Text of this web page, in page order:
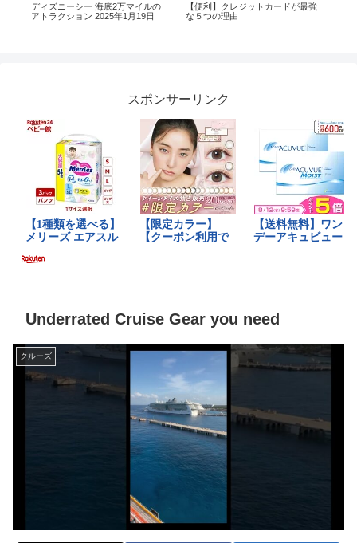
ディズニーシー 海底2万マイルの
アトラクション 2025年1月19日
【便利】クレジットカードが最強
な５つの理由
スポンサーリンク
Underrated Cruise Gear you need
クルーズ